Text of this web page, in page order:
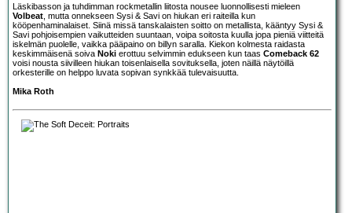
Läskibasson ja tuhdimman rockmetallin liitosta nousee luonnollisesti mieleen
Volbeat , mutta onnekseen Sysi & Savi on hiukan eri raiteilla kun
kööpenhaminalaiset. Siinä missä tanskalaisten soitto on metallista, kääntyy Sysi &
Savi pohjoisempien vaikutteiden suuntaan, voipa soitosta kuulla jopa pieniä viitteitä
iskelmän puolelle, vaikka pääpaino on billyn saralla. Kiekon kolmesta raidasta
keskimmäisenä soiva Noki erottuu selvimmin edukseen kun taas Comeback 62
voisi nousta siivilleen hiukan toisenlaisella sovituksella, joten näillä näytöillä
orkesterille on helppo luvata sopivan synkkää tulevaisuutta.
Mika Roth